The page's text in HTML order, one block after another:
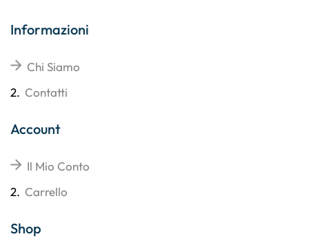
Informazioni
Chi Siamo
2. Contatti
Account
Il Mio Conto
2. Carrello
Shop